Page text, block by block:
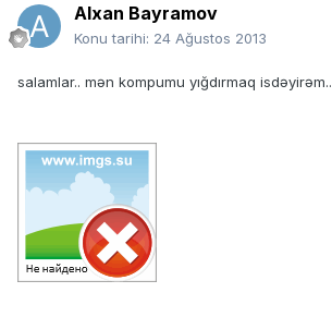
Alxan Bayramov
Konu tarihi: 24 Ağustos 2013
salamlar.. mən kompumu yığdırmaq isdəyirəm..